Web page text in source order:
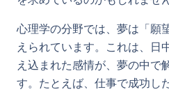
心理学の分野では、夢は「願
えられています。これは、日
え込まれた感情が、夢の中で
す。たとえば、仕事で成功し